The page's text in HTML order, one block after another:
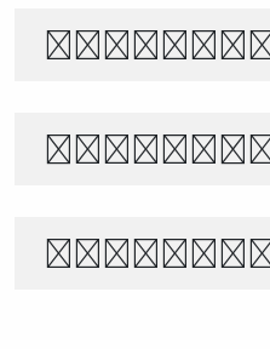
あきのよの つ
世界宇宙浩瀚無